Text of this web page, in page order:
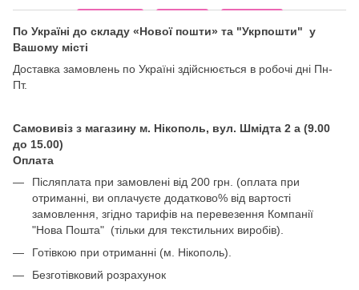
По Україні до складу «Нової пошти» та "Укрпошти" у
Вашому місті
Доставка замовлень по Україні здійснюється в робочі дні Пн-
Пт.
Самовивіз з магазину м. Нікополь, вул. Шмідта 2 а (9.00
до 15.00)
Оплата
Післяплата при замовлені від 200 грн. (оплата при
отриманні, ви оплачуєте додатково% від вартості
замовлення, згідно тарифів на перевезення Компанії
"Нова Пошта" (тільки для текстильних виробів).
Готівкою при отриманні (м. Нікополь).
Безготівковий розрахунок